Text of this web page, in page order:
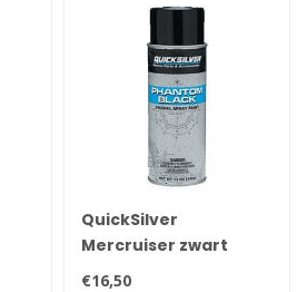
QuickSilver
Mercruiser zwart
spuitbus 400ml 92-
€16,50